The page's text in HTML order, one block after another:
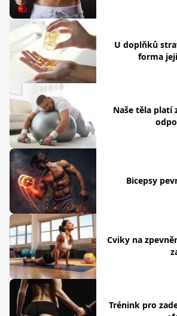
U doplňků
forma
Naše těla platí
Bicepsy
Cviky na
Trénink pro